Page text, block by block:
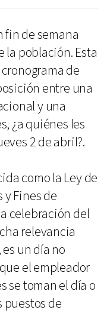
fin de semana
la población. Esta
de
entre una
y una
¿a quiénes les
2 de abril?.
como la Ley de
Fines de
celebración del
relevancia
un día no
el empleador
se toman el día o
puestos de